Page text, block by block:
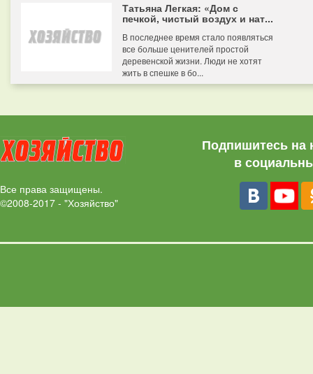
Татьяна Легкая: «Дом с
печкой, чистый воздух и нат...
В последнее время стало появляться
все больше ценителей простой
деревенской жизни. Люди не хотят
жить в спешке в бо...
Все права защищены.
©2008-2017 - "Хозяйство"
Подпишитесь на
в